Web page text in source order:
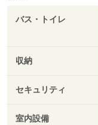
バス・トイレ
収納
セキュリティ
室内設備